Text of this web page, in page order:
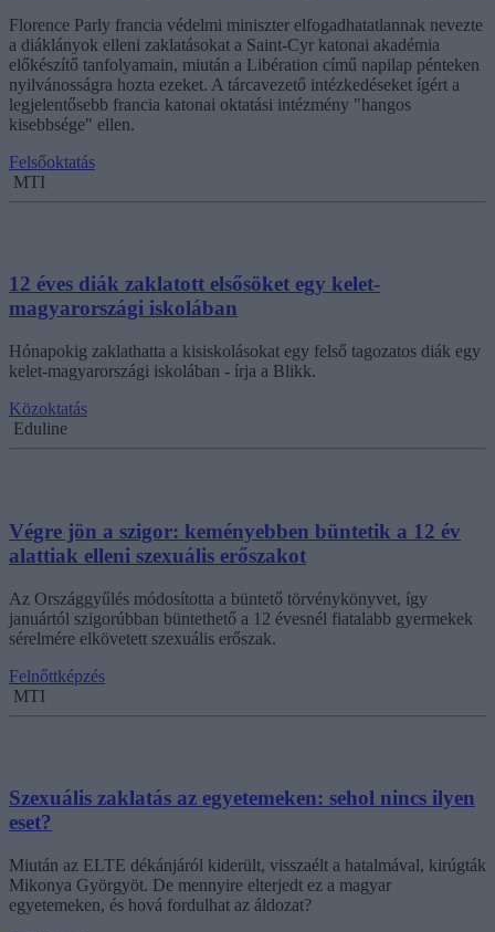
Florence Parly francia védelmi miniszter elfogadhatatlannak nevezte
a diáklányok elleni zaklatásokat a Saint-Cyr katonai akadémia
előkészítő tanfolyamain, miután a Libération című napilap pénteken
nyilvánosságra hozta ezeket. A tárcavezető intézkedéseket ígért a
legjelentősebb francia katonai oktatási intézmény "hangos
kisebbsége" ellen.
Felsőoktatás
MTI
12 éves diák zaklatott elsősöket egy kelet-
magyarországi iskolában
Hónapokig zaklathatta a kisiskolásokat egy felső tagozatos diák egy
kelet-magyarországi iskolában - írja a Blikk.
Közoktatás
Eduline
Végre jön a szigor: keményebben büntetik a 12 év
alattiak elleni szexuális erőszakot
Az Országgyűlés módosította a büntető törvénykönyvet, így
januártól szigorúbban büntethető a 12 évesnél fiatalabb gyermekek
sérelmére elkövetett szexuális erőszak.
Felnőttképzés
MTI
Szexuális zaklatás az egyetemeken: sehol nincs ilyen
eset?
Miután az ELTE dékánjáról kiderült, visszaélt a hatalmával, kirúgták
Mikonya Györgyöt. De mennyire elterjedt ez a magyar
egyetemeken, és hová fordulhat az áldozat?